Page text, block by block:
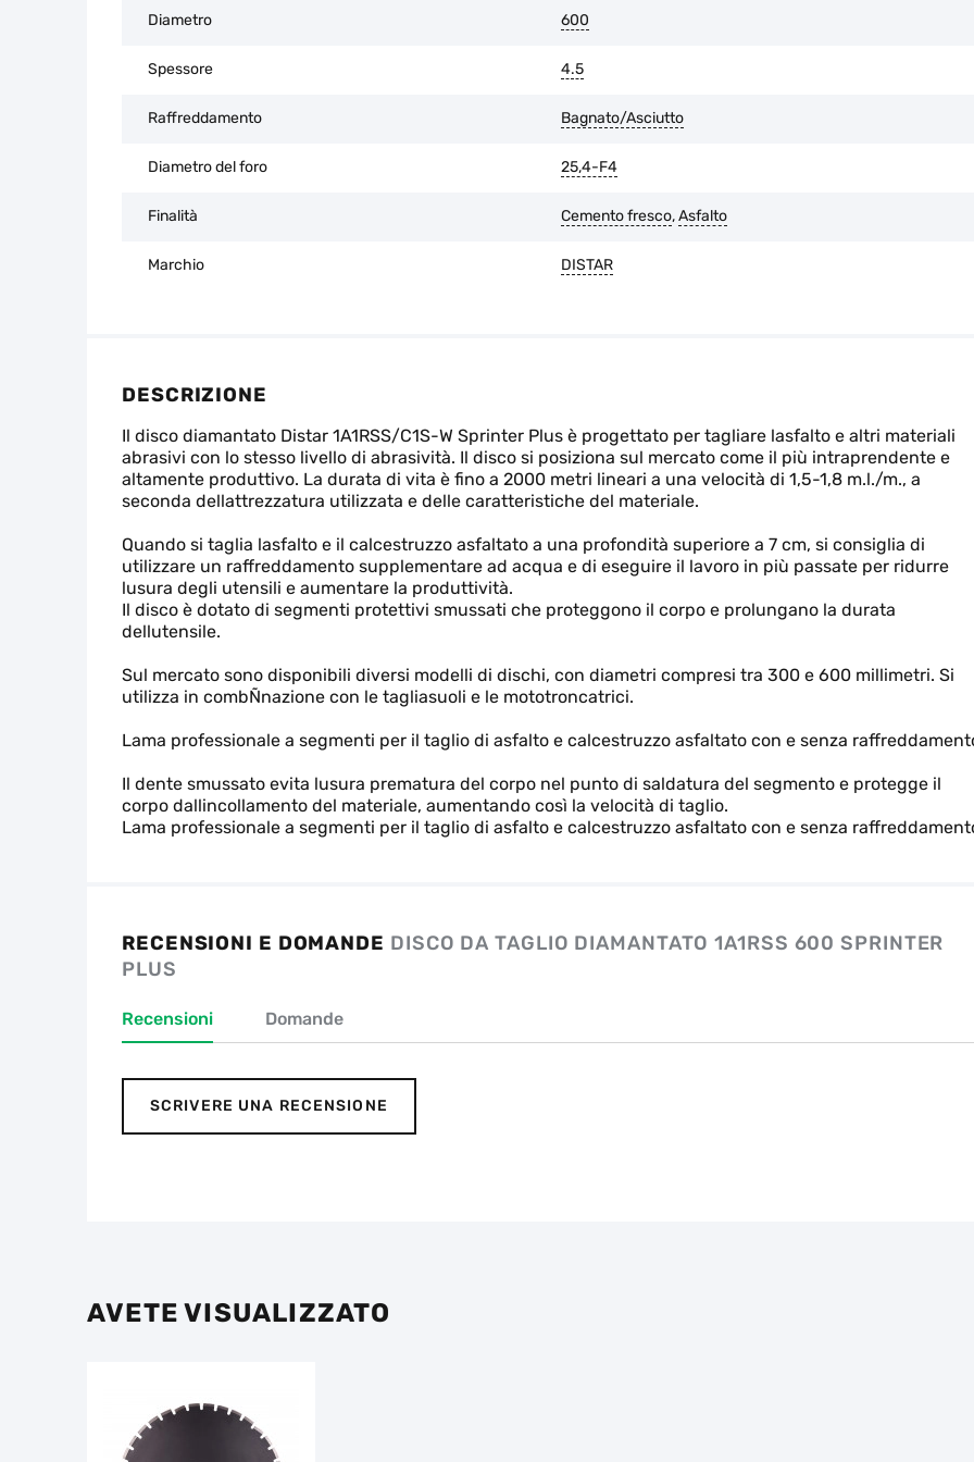
Diametro 600
Spessore 4.5
Raffreddamento Bagnato/Asciutto
Diametro del foro 25,4-F4
Finalità Cemento fresco,Asfalto
Marchio DISTAR
DESCRIZIONE
Il disco diamantato Distar 1A1RSS/C1S-W Sprinter Plus è progettato per tagliare lasfalto e altri materiali
abrasivi con lo stesso livello di abrasività. Il disco si posiziona sul mercato come il più intraprendente e
altamente produttivo. La durata di vita è fino a 2000 metri lineari a una velocità di 1,5-1,8 m.l./m., a
seconda dellattrezzatura utilizzata e delle caratteristiche del materiale.
Quando si taglia lasfalto e il calcestruzzo asfaltato a una profondità superiore a 7 cm, si consiglia di
utilizzare un raffreddamento supplementare ad acqua e di eseguire il lavoro in più passate per ridurre
lusura degli utensili e aumentare la produttività.
Il disco è dotato di segmenti protettivi smussati che proteggono il corpo e prolungano la durata
dellutensile.
Sul mercato sono disponibili diversi modelli di dischi, con diametri compresi tra 300 e 600 millimetri. Si
utilizza in combÑnazione con le tagliasuoli e le mototroncatrici.
Lama professionale a segmenti per il taglio di asfalto e calcestruzzo asfaltato con e senza
Il dente smussato evita lusura prematura del corpo nel punto di saldatura del segmento e protegge il
corpo dallincollamento del materiale, aumentando così la velocità di taglio.
Lama professionale a segmenti per il taglio di asfalto e calcestruzzo asfaltato con e senza
RECENSIONI E DOMANDE DISCO DA TAGLIO DIAMANTATO 1A1RSS 600 SPRINTER
PLUS
Recensioni Domande
SCRIVERE UNA RECENSIONE
AVETE VISUALIZZATO